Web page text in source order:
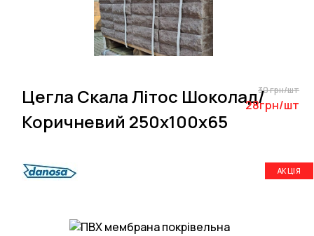
Цегла Скала Літос Шоколад/
Коричневий 250х100х65
30 грн/шт
28грн/шт
АКЦІЯ